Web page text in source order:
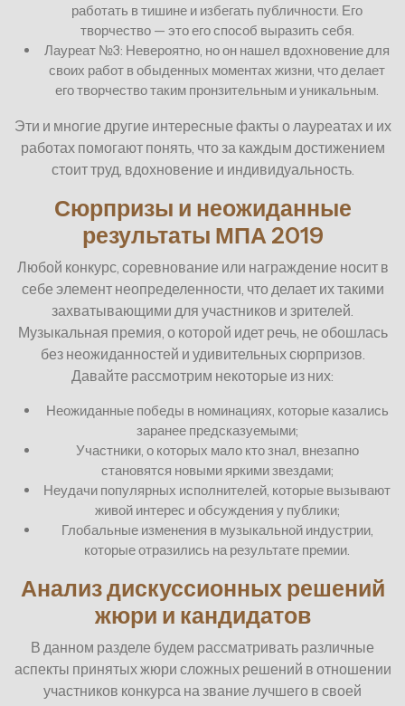
работать в тишине и избегать публичности. Его
творчество — это его способ выразить себя.
Лауреат №3: Невероятно, но он нашел вдохновение для
своих работ в обыденных моментах жизни, что делает
его творчество таким пронзительным и уникальным.
Эти и многие другие интересные факты о лауреатах и их
работах помогают понять, что за каждым достижением
стоит труд, вдохновение и индивидуальность.
Сюрпризы и неожиданные
результаты МПА 2019
Любой конкурс, соревнование или награждение носит в
себе элемент неопределенности, что делает их такими
захватывающими для участников и зрителей.
Музыкальная премия, о которой идет речь, не обошлась
без неожиданностей и удивительных сюрпризов.
Давайте рассмотрим некоторые из них:
Неожиданные победы в номинациях, которые казались
заранее предсказуемыми;
Участники, о которых мало кто знал, внезапно
становятся новыми яркими звездами;
Неудачи популярных исполнителей, которые вызывают
живой интерес и обсуждения у публики;
Глобальные изменения в музыкальной индустрии,
которые отразились на результате премии.
Анализ дискуссионных решений
жюри и кандидатов
В данном разделе будем рассматривать различные
аспекты принятых жюри сложных решений в отношении
участников конкурса на звание лучшего в своей